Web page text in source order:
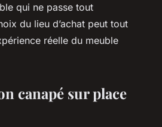
qui ne passe tout
du lieu d’achat peut tout
réelle du meuble
canapé sur place